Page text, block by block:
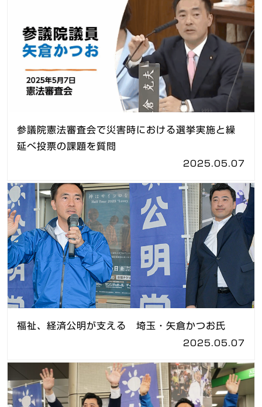
参議院憲法審査会で災害時における選挙実施と繰
延べ投票の課題を質問
2025.05.07
福祉、経済公明が支える 埼玉・矢倉かつお氏
2025.05.07